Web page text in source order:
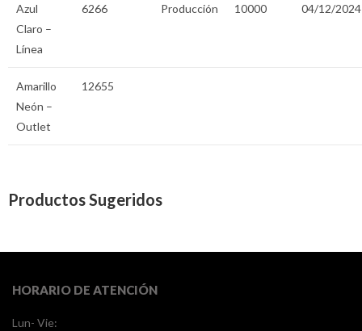
Azul
Claro –
Línea
6266 Producción 10000 04/12/2024
Amarillo
Neón –
Outlet
12655
Productos Sugeridos
HORARIO DE ATENCIÓN
Lun- Vie: